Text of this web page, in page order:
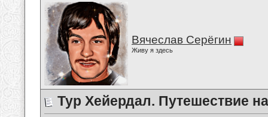
Вячеслав Серёгин
Живу я здесь
Тур Хейердал. Путешествие